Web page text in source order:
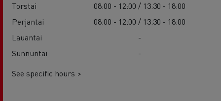
Torstai
08:00 - 12:00 / 13:30 - 18:00
Perjantai
08:00 - 12:00 / 13:30 - 18:00
Lauantai
-
Sunnuntai
-
See specific hours >